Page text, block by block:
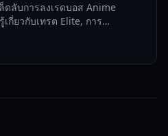
ลับการลงเรดบอส Anime
กี่ยวกับเทรต Elite, การ